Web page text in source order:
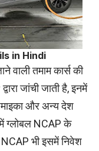
in Hindi
वाली तमाम कार्स की
जांची जाती है, इनमें
और अन्य देश
ग्लोबल NCAP के
NCAP भी इसमें निवेश